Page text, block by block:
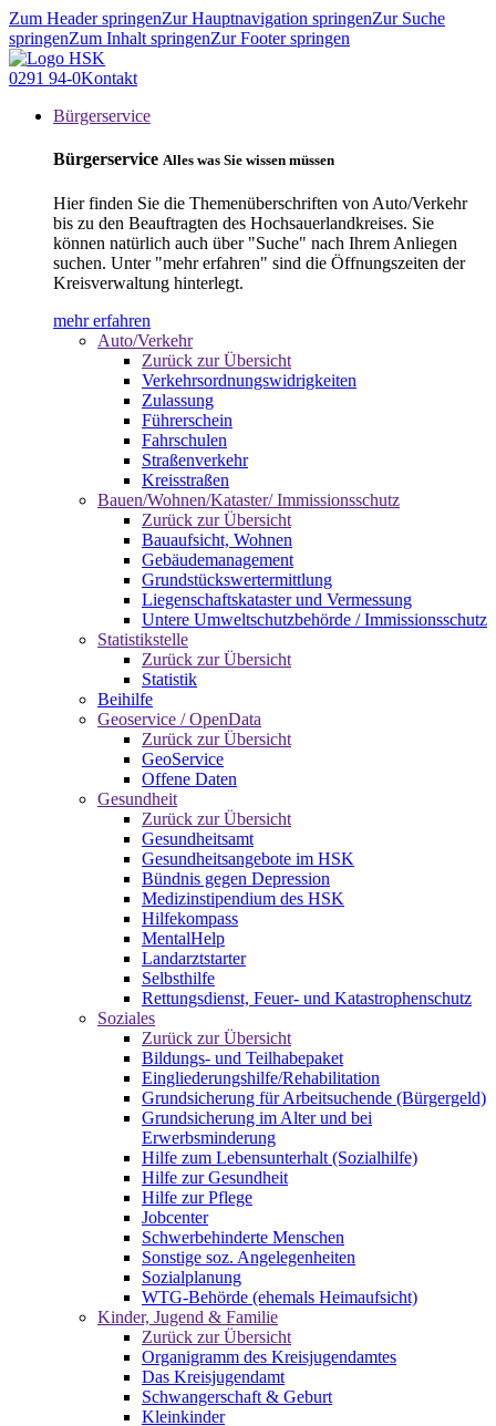
Zum Header springenZur Hauptnavigation springenZur Suche
springenZum Inhalt springenZur Footer springen
0291 94-0Kontakt
Bürgerservice
Bürgerservice Alles was Sie wissen müssen
Hier finden Sie die Themenüberschriften von Auto/Verkehr
bis zu den Beauftragten des Hochsauerlandkreises. Sie
können natürlich auch über "Suche" nach Ihrem Anliegen
suchen. Unter "mehr erfahren" sind die Öffnungszeiten der
Kreisverwaltung hinterlegt.
mehr erfahren
Auto/Verkehr
Zurück zur Übersicht
Verkehrsordnungswidrigkeiten
Zulassung
Führerschein
Fahrschulen
Straßenverkehr
Kreisstraßen
Bauen/Wohnen/Kataster/ Immissionsschutz
Zurück zur Übersicht
Bauaufsicht, Wohnen
Gebäudemanagement
Grundstückswertermittlung
Liegenschaftskataster und Vermessung
Untere Umweltschutzbehörde / Immissionsschutz
Statistikstelle
Zurück zur Übersicht
Statistik
Beihilfe
Geoservice / OpenData
Zurück zur Übersicht
GeoService
Offene Daten
Gesundheit
Zurück zur Übersicht
Gesundheitsamt
Gesundheitsangebote im HSK
Bündnis gegen Depression
Medizinstipendium des HSK
Hilfekompass
MentalHelp
Landarztstarter
Selbsthilfe
Rettungsdienst, Feuer- und Katastrophenschutz
Soziales
Zurück zur Übersicht
Bildungs- und Teilhabepaket
Eingliederungshilfe/Rehabilitation
Grundsicherung für Arbeitsuchende (Bürgergeld)
Grundsicherung im Alter und bei
Erwerbsminderung
Hilfe zum Lebensunterhalt (Sozialhilfe)
Hilfe zur Gesundheit
Hilfe zur Pflege
Jobcenter
Schwerbehinderte Menschen
Sonstige soz. Angelegenheiten
Sozialplanung
WTG-Behörde (ehemals Heimaufsicht)
Kinder, Jugend & Familie
Zurück zur Übersicht
Organigramm des Kreisjugendamtes
Das Kreisjugendamt
Schwangerschaft & Geburt
Kleinkinder